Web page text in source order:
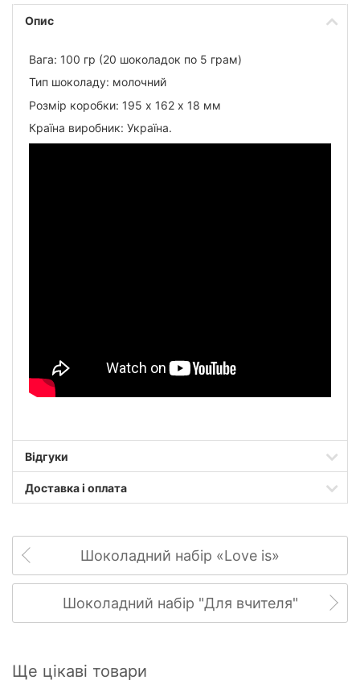
Опис
Вага: 100 гр (20 шоколадок по 5 грам)
Тип шоколаду: молочний
Розмір коробки: 195 х 162 х 18 мм
Країна виробник: Україна.
Відгуки
Доставка і оплата
Шоколадний набір «Love is»
Шоколадний набір "Для вчителя"
Ще цікаві товари